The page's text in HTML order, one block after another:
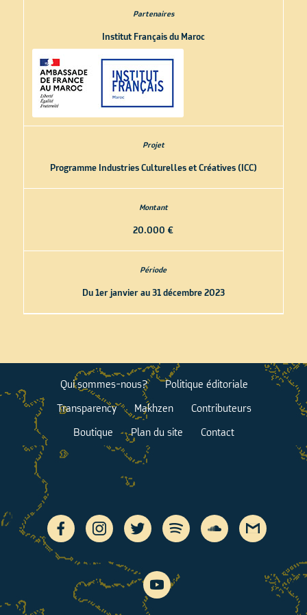
Institut Français du Maroc
Programme Industries Culturelles et Créatives (ICC)
20.000 €
Du 1er janvier au 31 décembre 2023
Qui sommes-nous? Politique éditoriale
Transparency Makhzen Contributeurs
Boutique Plan du site Contact